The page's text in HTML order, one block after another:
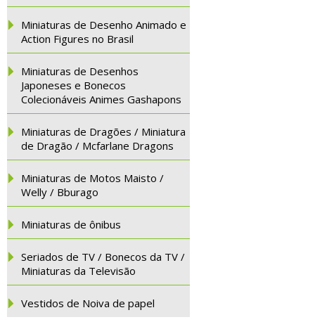
Miniaturas de Desenho Animado e
Action Figures no Brasil
Miniaturas de Desenhos
Japoneses e Bonecos
Colecionáveis Animes Gashapons
Miniaturas de Dragões / Miniatura
de Dragão / Mcfarlane Dragons
Miniaturas de Motos Maisto /
Welly / Bburago
Miniaturas de ônibus
Seriados de TV / Bonecos da TV /
Miniaturas da Televisão
Vestidos de Noiva de papel